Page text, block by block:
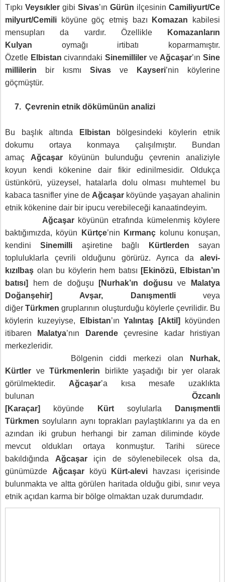
Tıpkı Veysıkler gibi Sivas’ın Gürün ilçesinin Camiliyurt/Ce
milyurt/Cemili köyüne göç etmiş bazı Komazan kabilesi
mensupları da vardır. Özellikle
Komazanların
Kulyan oymağı irtibatı koparmamıştır.
Özetle Elbistan civarındakiSinemilliler ve Ağcaşar’ınSine
millilerin bir kısmı Sivas ve Kayseri’nin köylerine
göçmüştür.
7. Çevrenin etnik dökümünün analizi
Bu başlık altında Elbistan bölgesindeki köylerin etnik
dokumu ortaya konmaya çalışılmıştır. Bundan
amaç Ağcaşarköyünün bulunduğu çevrenin analiziyle
koyun kendi kökenine dair fikir edinilmesidir. Oldukça
üstünkörü, yüzeysel, hatalarla dolu olması muhtemel bu
kabaca tasnifler yine de Ağcaşar köyünde yaşayan ahalinin
etnik kökenine dair bir ipucu verebileceği kanaatindeyim.
Ağcaşarköyünün etrafında kümelenmiş köylere
baktığımızda, köyün
Kürtçe’nin Kırmanç kolunu konuşan,
kendiniSinemilli aşiretine bağlı Kürtlerden sayan
topluluklarla çevrili olduğunu görürüz. Ayrıca da alevi-
kızılbaş olan bu köylerin hem batısı [Ekinözü, Elbistan’ın
batısı]
hem de doğuşu [Nurhak’ın doğusuve Malatya
Doğanşehir]
Avşar, Danışmentliveya
diğerTürkmen gruplarının oluşturduğu köylerle çevrilidir. Bu
köylerin kuzeyiyse,
Elbistan’ınYalıntaş [Aktil]
köyünden
itibaren
Malatya’nın Darendeçevresine kadar hristiyan
merkezleridir.
Bölgenin ciddi merkezi olan
Nurhak,
Kürtler veTürkmenlerin birlikte yaşadığı bir yer olarak
görülmektedir. Ağcaşar’a kısa mesafe uzaklıkta
bulunan Özcanlı
[Karaçar]
köyünde Kürtsoylularla
Danışmentli
Türkmen soyluların aynı toprakları paylaştıklarını ya da en
azından iki grubun herhangi bir zaman diliminde köyde
mevcut oldukları ortaya konmuştur. Tarihi sürece
bakıldığında Ağcaşariçin de söylenebilecek olsa da,
günümüzde Ağcaşarköyü Kürt-alevi havzası içerisinde
bulunmakta ve altta görülen haritada olduğu gibi, sınır veya
etnik açıdan karma bir bölge olmaktan uzak durumdadır.